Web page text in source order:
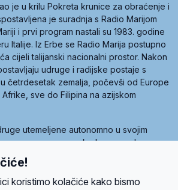
je u krilu Pokreta krunice za obraćenje i
je suradnja s Radio Marijom
i prvi program nastali su 1983. godine
Italije. Iz Erbe se Radio Marija postupno
cijeli talijanski nacionalni prostor. Nakon
udruge i radijske postaje s
četrdesetak zemalja, počevši od Europe
sve do Filipina na azijskom
utemeljene autonomno u svojim
su povezane preko krovne udruge
obitelj Radio Marije (World Family of
obitelj utemeljilo je sedam članica, među
Radio Marija.
koristimo kolačiće kako bismo